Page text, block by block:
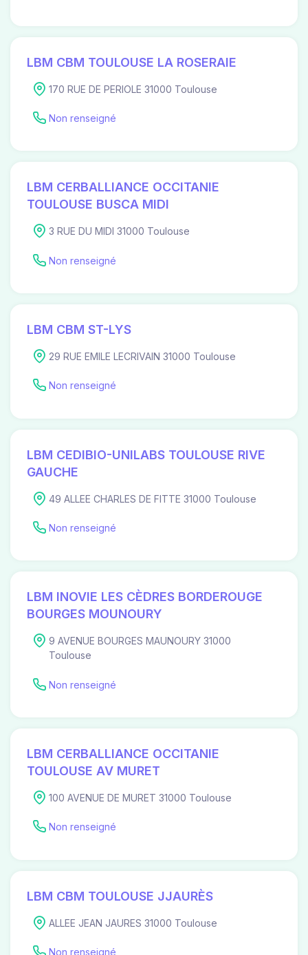
LBM CBM TOULOUSE LA ROSERAIE
170 RUE DE PERIOLE 31000 Toulouse
Non renseigné
LBM CERBALLIANCE OCCITANIE
TOULOUSE BUSCA MIDI
3 RUE DU MIDI 31000 Toulouse
Non renseigné
LBM CBM ST-LYS
29 RUE EMILE LECRIVAIN 31000 Toulouse
Non renseigné
LBM CEDIBIO-UNILABS TOULOUSE RIVE
GAUCHE
49 ALLEE CHARLES DE FITTE 31000 Toulouse
Non renseigné
LBM INOVIE LES CÈDRES BORDEROUGE
BOURGES MOUNOURY
9 AVENUE BOURGES MAUNOURY 31000
Toulouse
Non renseigné
LBM CERBALLIANCE OCCITANIE
TOULOUSE AV MURET
100 AVENUE DE MURET 31000 Toulouse
Non renseigné
LBM CBM TOULOUSE JJAURÈS
ALLEE JEAN JAURES 31000 Toulouse
Non renseigné